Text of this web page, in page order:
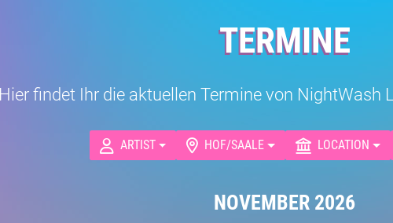
TERMINE
Hier findet Ihr die aktuellen Termine von NightWash
ARTIST HOF/SAALE LOCATION
NOVEMBER 2026